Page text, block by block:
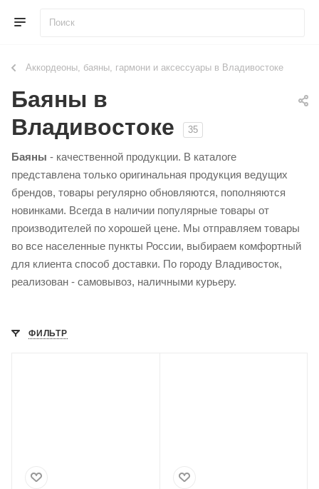
Аккордеоны, баяны, гармони и аксессуары в Владивостоке
Баяны в
Владивостоке
35
Баяны - качественной продукции. В каталоге
представлена только оригинальная продукция ведущих
брендов, товары регулярно обновляются, пополняются
новинками. Всегда в наличии популярные товары от
производителей по хорошей цене. Мы отправляем товары
во все населенные пункты России, выбираем комфортный
для клиента способ доставки. По городу Владивосток,
реализован - самовывоз, наличными курьеру.
ФИЛЬТР